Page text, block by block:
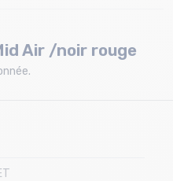
Air /noir rouge